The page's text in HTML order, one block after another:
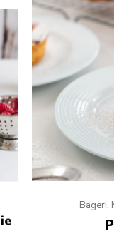
Bageri,